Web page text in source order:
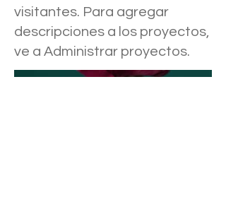
visitantes. Para agregar
descripciones a los proyectos,
ve a Administrar proyectos.